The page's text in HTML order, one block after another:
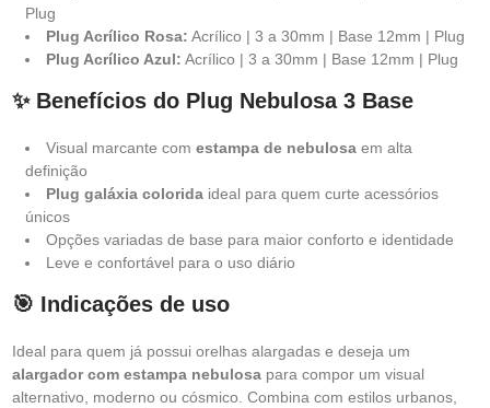
Plug
Plug Acrílico Rosa: Acrílico | 3 a 30mm | Base 12mm | Plug
Plug Acrílico Azul: Acrílico | 3 a 30mm | Base 12mm | Plug
✨ Benefícios do Plug Nebulosa 3 Base
Visual marcante com estampa de nebulosa em alta
definição
Plug galáxia colorida ideal para quem curte acessórios
únicos
Opções variadas de base para maior conforto e identidade
Leve e confortável para o uso diário
🎯 Indicações de uso
Ideal para quem já possui orelhas alargadas e deseja um
alargador com estampa nebulosa para compor um visual
alternativo, moderno ou cósmico. Combina com estilos urbanos,